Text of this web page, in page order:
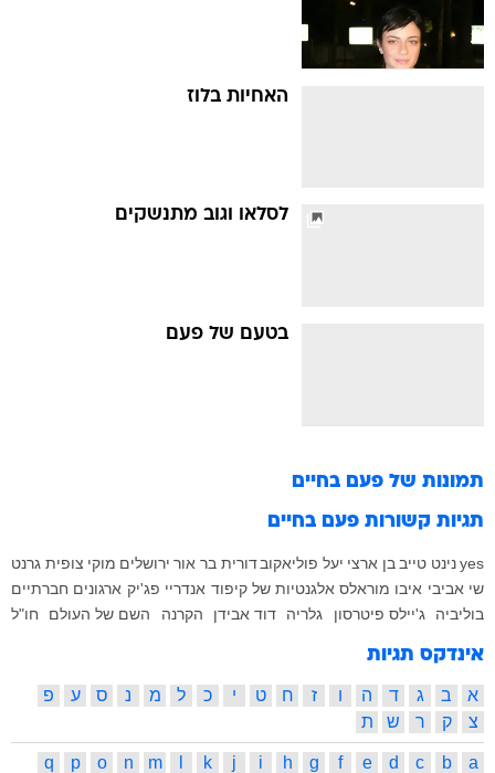
האחיות בלוז
לסלאו וגוב מתנשקים
בטעם של פעם
תמונות של פעם בחיים
תגיות קשורות פעם בחיים
yesנינט טייב בן ארצי יעל פוליאקוב דורית בר אור ירושלים מוקי צופית גרנט
שי אביבי איבו מוראלס אלגנטיות של קיפוד אנדריי פג'יק ארגונים חברתיים
בוליביה
ג'יילס פיטרסון גלריה דוד אבידן הקרנה השם של העולם חו"ל
אינדקס תגיות
א ב ג ד ה ו ז ח ט י כ ל מ נ ס ע
פ
צ
ק ר ש ת
a
b
c
d
e
f
g
h
i
j
k
m
n
o
p
q